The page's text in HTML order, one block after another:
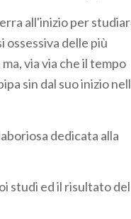
all'inizio per
ossessiva delle più
via via che il tempo
sin dal suo inizio
dedicata alla
studi ed il risultato del